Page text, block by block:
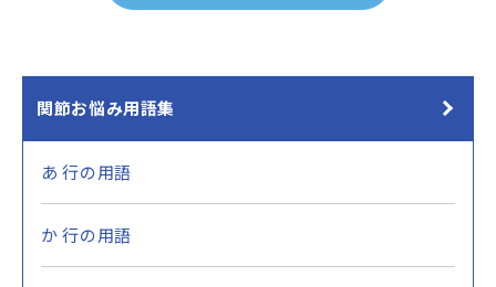
関節お悩み用語集
あ 行の用語
か 行の用語